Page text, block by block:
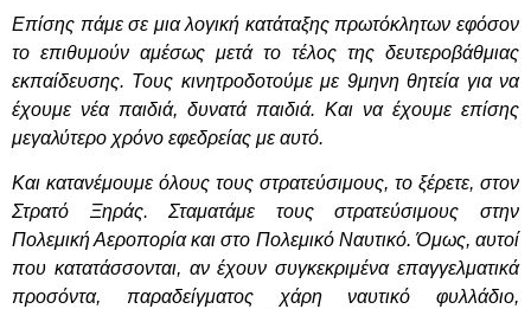
Επίσης πάμε σε μια λογική κατάταξης πρωτόκλητων εφόσον
το επιθυμούν αμέσως μετά το τέλος της δευτεροβάθμιας
εκπαίδευσης. Τους κινητροδοτούμε με 9μηνη θητεία για να
έχουμε νέα παιδιά, δυνατά παιδιά. Και να έχουμε επίσης
μεγαλύτερο χρόνο εφεδρείας με αυτό.
Και κατανέμουμε όλους τους στρατεύσιμους, το ξέρετε, στον
Στρατό Ξηράς. Σταματάμε τους στρατεύσιμους στην
Πολεμική Αεροπορία και στο Πολεμικό Ναυτικό. Όμως, αυτοί
που κατατάσσονται, αν έχουν συγκεκριμένα επαγγελματικά
προσόντα, παραδείγματος χάρη ναυτικό φυλλάδιο,